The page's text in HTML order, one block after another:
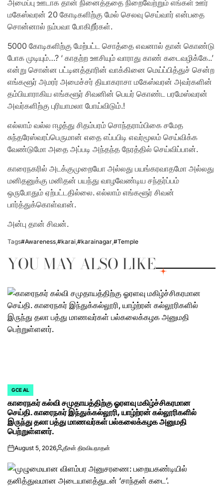
அமைப்பு ஊடாக தான் நினைத்ததை நிறைவேற்றும் எங்கள் ஊர்
மகேஸ்வரன் 20 கோடிகளிற்கு மேல் செலவு செய்வார் என்பதை
சொன்னால் நம்பவா போகிறீர்கள்.
5000 கோடிகளிற்கு மேற்பட்ட சொத்தை எவனால் தான் கொண்டு
போக முடியும்…? ‘ காதற்ற ஊசியும் வாராது காண் கடைவழிக்கே..’
என்று சொன்ன பட்டினத்தாரின் வாக்கினை மெய்ப்பித்துச் சென்ற
எங்களூர் அமரர் அமைச்சர் தியாகராசா மகேஸ்வரன் அவர்களின்
தம்பியாராகிய எங்களூர் சிவனின் பெயர் கொண்ட பரமேஸ்வரன்
அவர்களிற்கு புரியாமலா போய்விடும்.!
எல்லாம் வல்ல ஈழத்து சிதம்பரம் சொந்தராம்பிகை சமேத
சுந்தரேஸ்வரப்பெருமான் எதை எப்பபிடி எவர்மூலம் செய்விக்க
வேண்டுமோ அதை அப்படி அந்தந்த நேரத்தில் செய்விப்பான்.
காரைநகரில் அடக்குமுறையோ அல்லது பயங்கரவாதமோ அல்லது
மனிதனுக்கு மனிதன் பயந்து வாழவேண்டிய சந்தர்ப்பம்
ஒருபோதும் ஏற்பட்டதில்லை. எல்லாம் எங்களூர் சிவன்
பார்த்துக்கொள்வான்.
அன்பு தான் சிவன்.
Tags#Awareness,#karai,#karainagar,#Temple
YOU MAY ALSO LIKE
POSTED
IN
GCE AL
காரைநகர் கல்வி சமுதாயத்திற்கு ஓரளவு மகிழ்ச்சிகரமான
செய்தி. காரைநகர் இந்துக்கல்லூரி, யாழ்ற்ரன் கல்லூரிகளில்
இருந்து தலா பத்து மாணவர்கள் பல்கலைக்கழக அனுமதி
பெற்றுள்ளனர்.
onAugust 5, 2026Posted
தீசன் திரவியநாதன்